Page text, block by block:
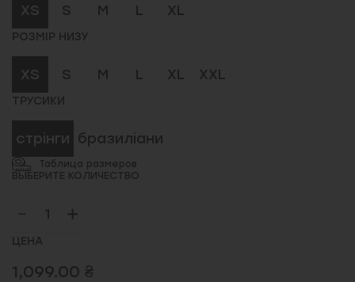
XS S M L XL
РОЗМІР НИЗУ
XS S M L XL XXL
ТРУСИКИ
стрінги бразиліани
Таблица размеров
ВЫБЕРИТЕ КОЛИЧЕСТВО
ЦЕНА
1,099.00 ₴